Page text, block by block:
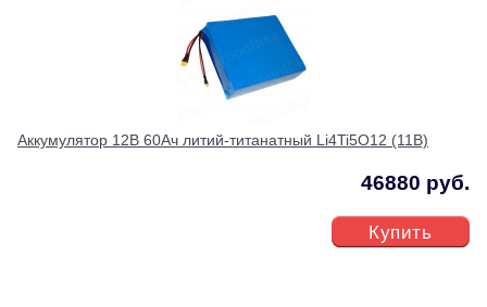
Аккумулятор 12В 60Ач литий-титанатный Li4Ti5O12 (11В)
46880 руб.
Купить